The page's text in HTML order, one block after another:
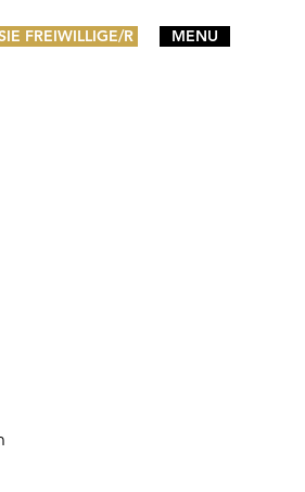
FREIWILLIGE/R MENU